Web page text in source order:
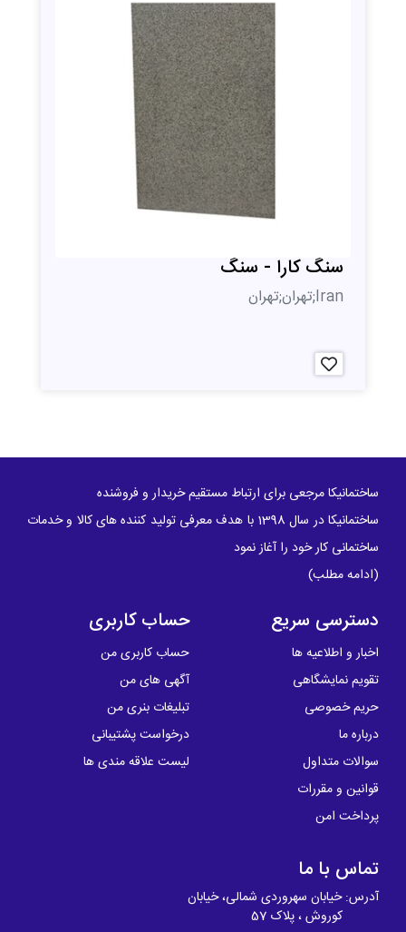
سنگ کارا - سنگ
Iran;تهران;تهران
ساختمانیکا مرجعی برای ارتباط مستقیم خریدار و فروشنده
ساختمانیکا در سال 1398 با هدف معرفی تولید کننده های کالا و خدمات
ساختمانی کار خود را آغاز نمود
(ادامه مطلب)
دسترسی سریع
اخبار و اطلاعیه ها
تقویم نمایشگاهی
حریم خصوصی
درباره ما
سوالات متداول
قوانین و مقررات
پرداخت امن
حساب کاربری
حساب کاربری من
آگهی های من
تبلیغات بنری من
درخواست پشتیبانی
لیست علاقه مندی ها
تماس با ما
آدرس: خیابان سهروردی شمالی، خیابان
کوروش ، پلاک 57